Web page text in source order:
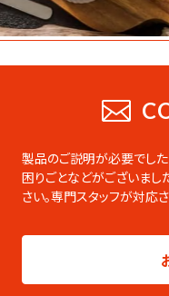
業務用総合
です。PDFのダウンロード
ども可能です。
製品シリーズ毎のパンフレ
でご覧ください。
製品のご説明が必要でした
困りごとなどがございまし
さい。専門スタッフが対応